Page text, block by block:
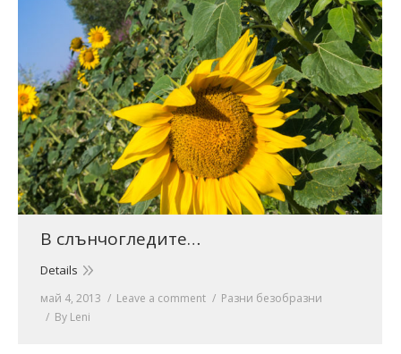
В слънчогледите…
Details
май 4, 2013 Leave a comment
Разни безобразни
By Leni